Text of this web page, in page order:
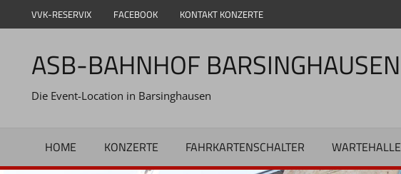
Inhalt
VVK-RESERVIX FACEBOOK KONTAKT KONZERTE
ASB-BAHNHOF BARSINGHAUSEN
Die Event-Location in Barsinghausen
HOME KONZERTE FAHRKARTENSCHALTER WARTEHALLE